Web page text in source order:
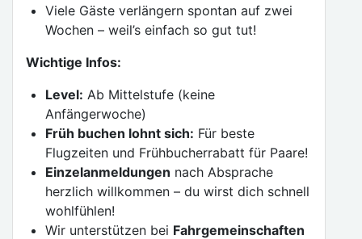
Viele Gäste verlängern spontan auf zwei
Wochen – weil’s einfach so gut tut!
Wichtige Infos:
Level: Ab Mittelstufe (keine
Anfängerwoche)
Früh buchen lohnt sich: Für beste
Flugzeiten und Frühbucherrabatt für Paare!
Einzelanmeldungen nach Absprache
herzlich willkommen – du wirst dich schnell
wohlfühlen!
Wir unterstützen bei Fahrgemeinschaften